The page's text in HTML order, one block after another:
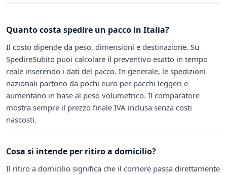
Quanto costa spedire un pacco in Italia?
Il costo dipende da peso, dimensioni e destinazione. Su
SpedireSubito puoi calcolare il preventivo esatto in tempo
reale inserendo i dati del pacco. In generale, le spedizioni
nazionali partono da pochi euro per pacchi leggeri e
aumentano in base al peso volumetrico. Il comparatore
mostra sempre il prezzo finale IVA inclusa senza costi
nascosti.
Cosa si intende per ritiro a domicilio?
Il ritiro a domicilio significa che il corriere passa direttamente